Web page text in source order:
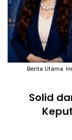
Berita Utama
Solid